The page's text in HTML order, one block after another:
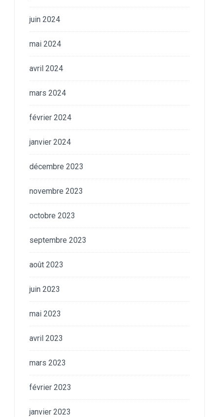
juin 2024
mai 2024
avril 2024
mars 2024
février 2024
janvier 2024
décembre 2023
novembre 2023
octobre 2023
septembre 2023
août 2023
juin 2023
mai 2023
avril 2023
mars 2023
février 2023
janvier 2023